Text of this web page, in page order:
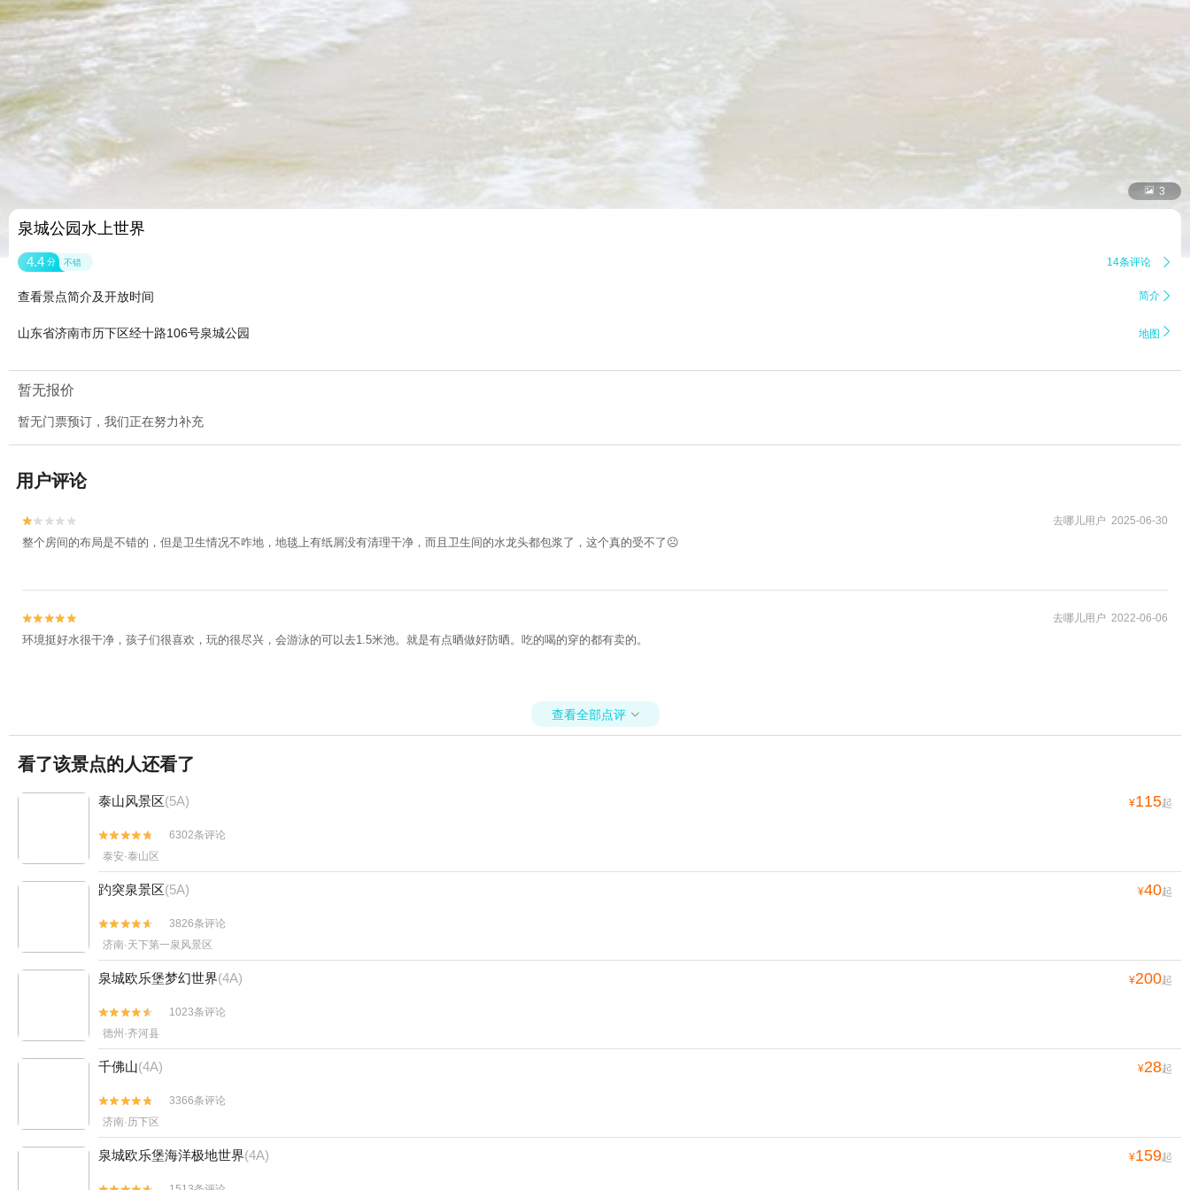
 3
泉城公园水上世界
4.4 分 不错 14条评论 
查看景点简介及开放时间 简介 
山东省济南市历下区经十路106号泉城公园 地图 
暂无报价
暂无门票预订，我们正在努力补充
用户评论

 去哪儿用户 2025-06-30
整个房间的布局是不错的，但是卫生情况不咋地，地毯上有纸屑没有清理干净，而且卫生间的水龙头都包浆了，这个真的受不了☹️

 去哪儿用户 2022-06-06
环境挺好水很干净，孩子们很喜欢，玩的很尽兴，会游泳的可以去1.5米池。就是有点晒做好防晒。吃的喝的穿的都有卖的。
查看全部点评 
看了该景点的人还看了
泰山风景区(5A) ¥115起


6302条评论
泰安·泰山区
趵突泉景区(5A) ¥40起


3826条评论
济南·天下第一泉风景区
泉城欧乐堡梦幻世界(4A) ¥200起


1023条评论
德州·齐河县
千佛山(4A) ¥28起


3366条评论
济南·历下区
泉城欧乐堡海洋极地世界(4A) ¥159起